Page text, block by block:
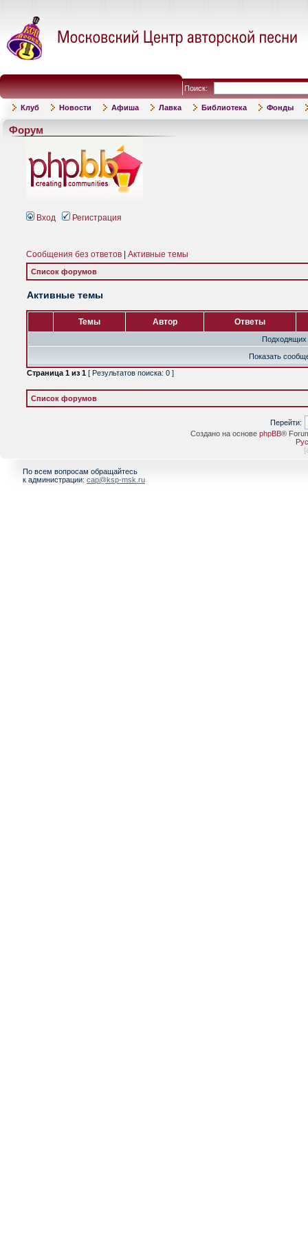
Поиск:
Клуб Новости Афиша Лавка Библиотека Фонды
Форум
Вход Регистрация
Сообщения без ответов Активные темы
Список форумов
Активные темы
Темы Автор Ответы
Подходящих
Показать
Страница 1 из 1 [ Результатов поиска: 0 ]
Список форумов
Перейти:
Создано на основе phpBB®
[
По всем вопросам обращайтесь
к администрации: cap@ksp-msk.ru